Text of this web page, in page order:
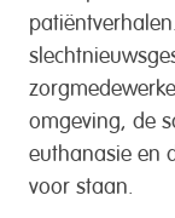
omgeving, de
euthanasie en
voor staan.